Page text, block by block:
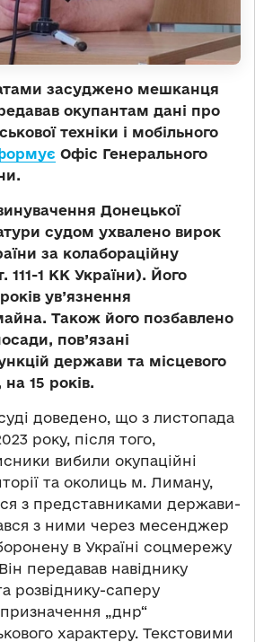
засуджено мешканця
окупантам дані про
техніки і мобільного
Офіс Генерального
Донецької
судом ухвалено вирок
за колабораційну
111-1 КК України). Його
ув’язнення
Також його позбавлено
пов’язані
держави та місцевого
15 років.
доведено, що з листопада
року, після того,
вибили окупаційні
та околиць м. Лиману,
з представниками держави-
з ними через месенджер
в Україні соцмережу
передавав навіднику
розвіднику-саперу
„днр“
характеру. Текстовими